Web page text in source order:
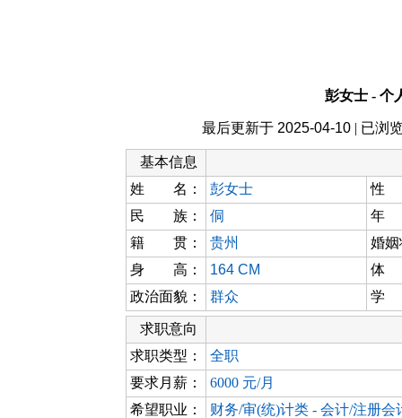
彭女士 - 个
最后更新于 2025-04-10| 已浏
基本信息
姓 名：
彭女士
性
民 族：
侗
年
籍 贯：
贵州
婚
身 高：
164 CM
体
政治面貌：
群众 学
求职意向
求职类型：
全职
要求月薪：
6000 元/月
希望职业：
财务/审(统)计类 - 会计/注册会